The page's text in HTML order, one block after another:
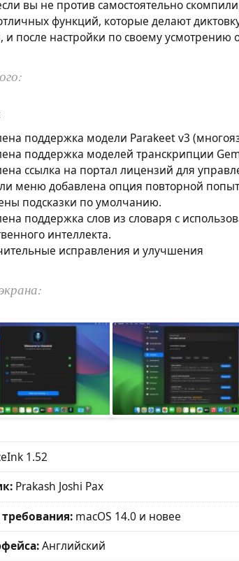
вы не против самостоятельно
функций, которые делают
и после настройки по своему усмотрению
поддержка модели Parakeet v3
поддержка моделей транскрипции
ссылка на портал лицензий для
меню добавлена опция повторной
подсказки по умолчанию.
поддержка слов из словаря с
интеллекта.
исправления и улучшения
1.52
Prakash Joshi Pax
macOS 14.0 и новее
Английский